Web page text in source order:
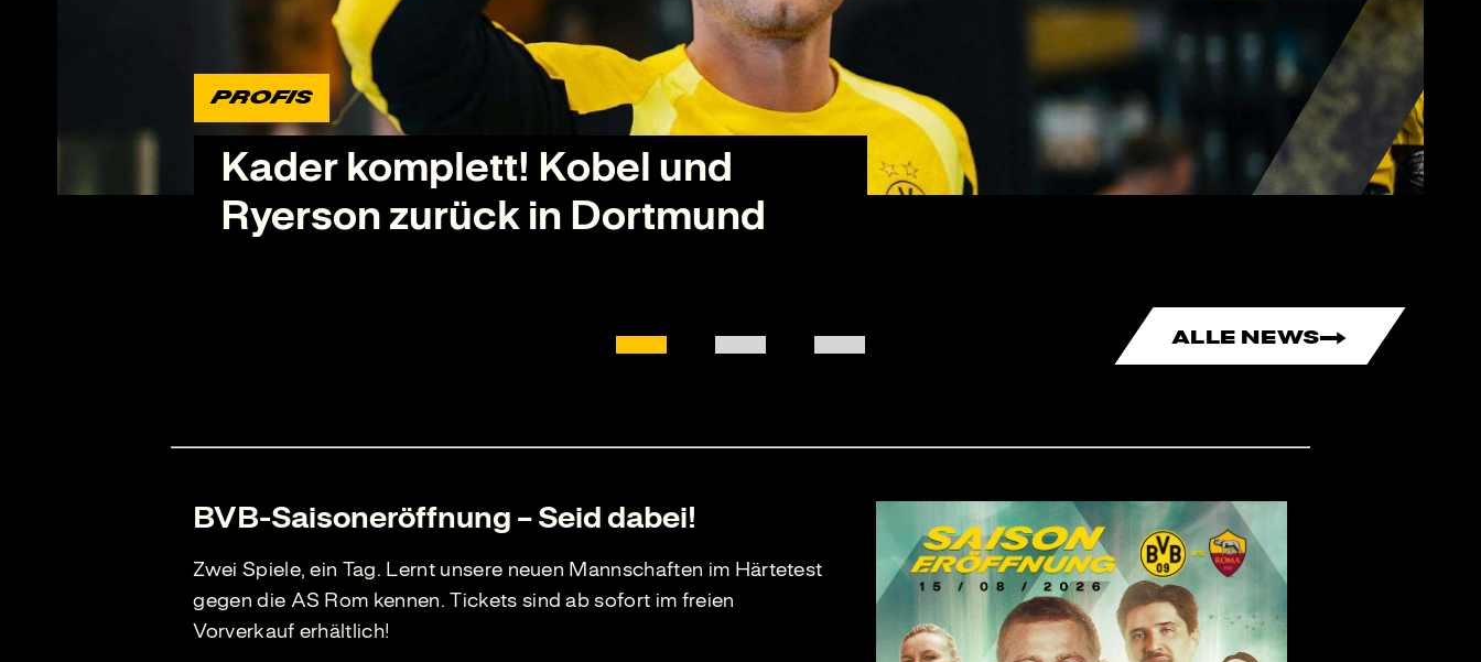
PROFIS
Kader komplett! Kobel und
Ryerson zurück in Dortmund
PROFIS
Nächstes Highlight für die
Saisoneröffnung: Blumengarten
PROFIS
Das Programm zur großen BVB-
Saisoneröffnung: Ein Festtag in
ALLE NEWS
BVB-Saisoneröffnung – Seid dabei!
Zwei Spiele, ein Tag. Lernt unsere neuen Mannschaften im Härtetest
gegen die AS Rom kennen. Tickets sind ab sofort im freien
Vorverkauf erhältlich!